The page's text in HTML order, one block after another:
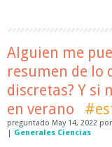
Alguien me
resumen de lo
discretas? Y si
en verano
preguntado May 14, 2022 por
| Generales Ciencias